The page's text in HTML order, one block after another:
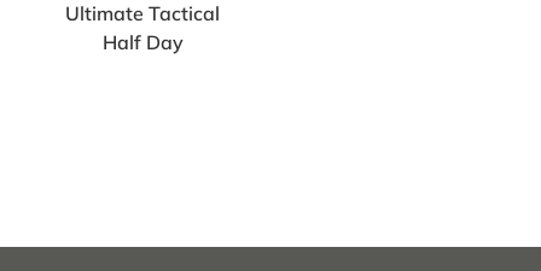
Ultimate Tactical
Half Day